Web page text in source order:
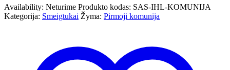
Availability: Neturime Produkto kodas: SAS-IHL-KOMUNIJA
Kategorija: Smeigtukai Žyma: Pirmoji komunija